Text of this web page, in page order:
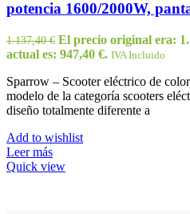
potencia 1600/2000W,
1.137,40€ El precio original era:
actual es: 947,40 €. IVA Incluido
Sparrow – Scooter eléctrico de
modelo de la categoría scooters
diseño totalmente diferente a
Add to wishlist
Leer más
Quick view